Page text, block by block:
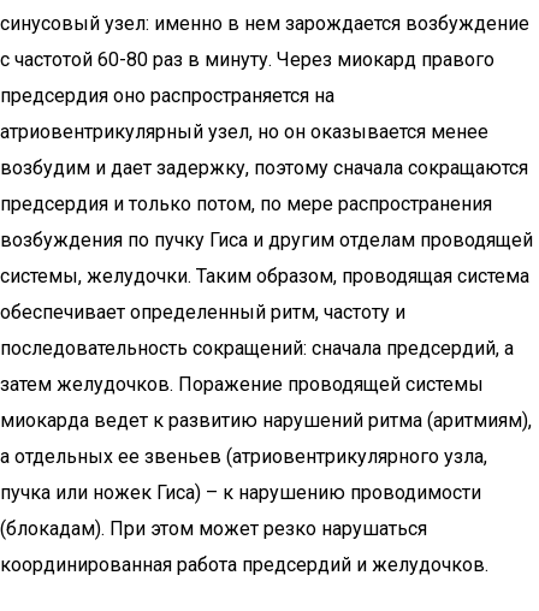
синусовый узел: именно в нем зарождается возбуждение
с частотой 60-80 раз в минуту. Через миокард правого
предсердия оно распространяется на
атриовентрикулярный узел, но он оказывается менее
возбудим и дает задержку, поэтому сначала сокращаются
предсердия и только потом, по мере распространения
возбуждения по пучку Гиса и другим отделам проводящей
системы, желудочки. Таким образом, проводящая система
обеспечивает определенный ритм, частоту и
последовательность сокращений: сначала предсердий, а
затем желудочков. Поражение проводящей системы
миокарда ведет к развитию нарушений ритма (аритмиям),
а отдельных ее звеньев (атриовентрикулярного узла,
пучка или ножек Гиса) – к нарушению проводимости
(блокадам). При этом может резко нарушаться
координированная работа предсердий и желудочков.